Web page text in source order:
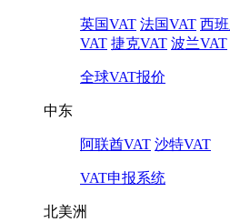
英国VAT 法国VAT 西
VAT 捷克VAT 波兰VAT
全球VAT报价
中东
阿联酋VAT 沙特VAT
VAT申报系统
北美洲